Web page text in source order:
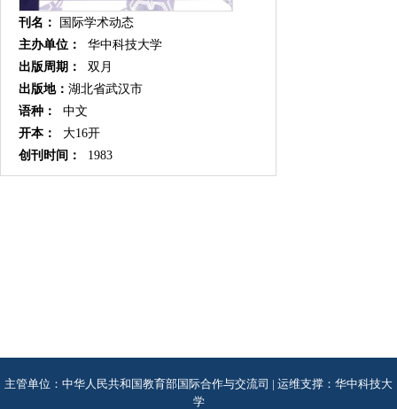
刊名：
国际学术动态
主办单位：
华中科技大学
出版周期：
双月
出版地： 湖北省武汉市
语种：
中文
开本：
大16开
创刊时间：
1983
主管单位：中华人民共和国教育部国际合作与交流司 | 运维支撑：华中科技大
学